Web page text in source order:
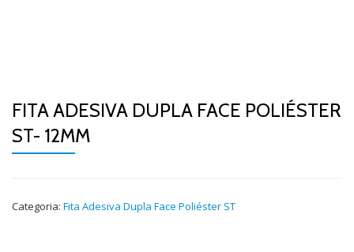
FITA ADESIVA DUPLA FACE POLIÉSTER
ST- 12MM
Categoria: Fita Adesiva Dupla Face Poliéster ST